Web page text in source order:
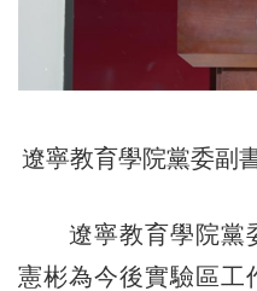
遼寧教育學院黨委副
遼寧教育學院黨
憲彬為今後實驗區工